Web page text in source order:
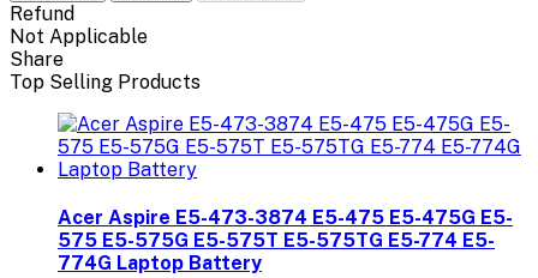
Refund
Not Applicable
Share
Top Selling Products
Acer Aspire E5-473-3874 E5-475 E5-475G E5-
575 E5-575G E5-575T E5-575TG E5-774 E5-
774G Laptop Battery